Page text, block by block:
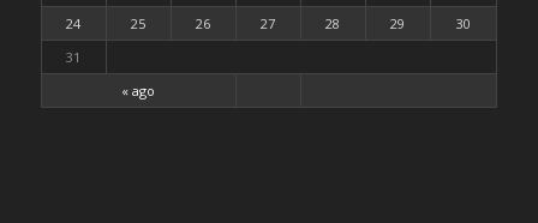
« ago
24
25 26 27 28 29
30
31